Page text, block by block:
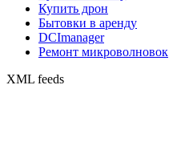
Купить дрон
Бытовки в аренду
DCImanager
Ремонт микроволновок
XML feeds